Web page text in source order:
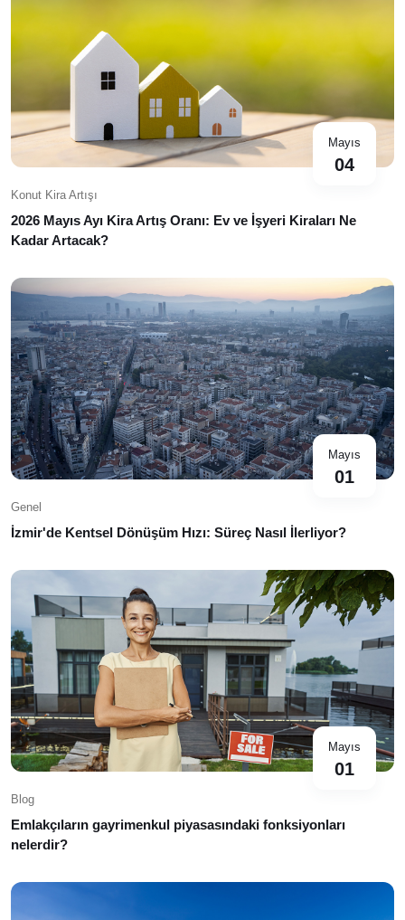
Mayıs
04
Konut Kira Artışı
2026 Mayıs Ayı Kira Artış Oranı: Ev ve İşyeri Kiraları Ne
Kadar Artacak?
Mayıs
01
Genel
İzmir'de Kentsel Dönüşüm Hızı: Süreç Nasıl İlerliyor?
Mayıs
01
Blog
Emlakçıların gayrimenkul piyasasındaki fonksiyonları
nelerdir?